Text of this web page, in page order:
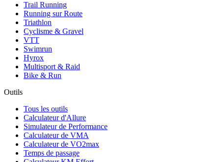
Trail Running
Running sur Route
Triathlon
Cyclisme & Gravel
VTT
Swimrun
Hyrox
Multisport & Raid
Bike & Run
Outils
Tous les outils
Calculateur d'Allure
Simulateur de Performance
Calculateur de VMA
Calculateur de VO2max
Temps de passage